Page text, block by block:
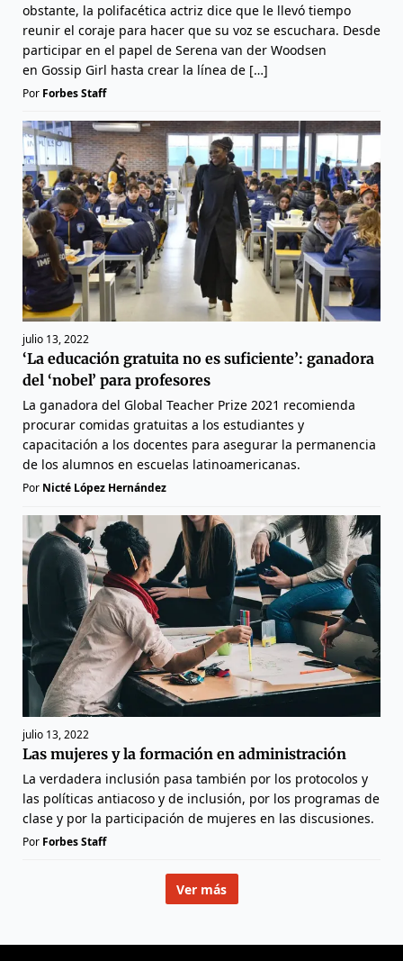
obstante, la polifacética actriz dice que le llevó tiempo
reunir el coraje para hacer que su voz se escuchara. Desde
participar en el papel de Serena van der Woodsen
en Gossip Girl hasta crear la línea de […]
Por Forbes Staff
julio 13, 2022
‘La educación gratuita no es suficiente’: ganadora
del ‘nobel’ para profesores
La ganadora del Global Teacher Prize 2021 recomienda
procurar comidas gratuitas a los estudiantes y
capacitación a los docentes para asegurar la permanencia
de los alumnos en escuelas latinoamericanas.
Por Nicté López Hernández
julio 13, 2022
Las mujeres y la formación en administración
La verdadera inclusión pasa también por los protocolos y
las políticas antiacoso y de inclusión, por los programas de
clase y por la participación de mujeres en las discusiones.
Por Forbes Staff
Ver más